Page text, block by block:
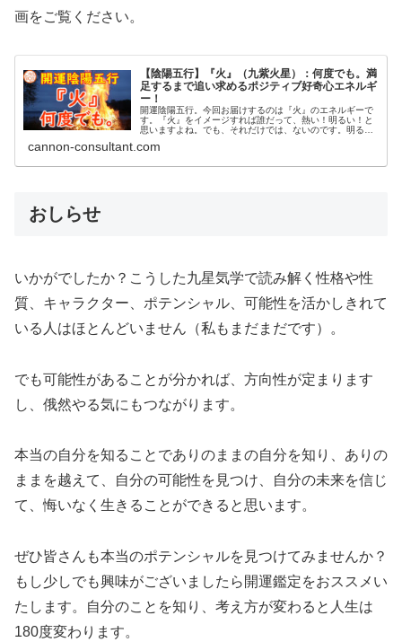
画をご覧ください。
【陰陽五行】『火』（九紫火星）：何度でも。満
足するまで追い求めるポジティブ好奇心エネルギ
ー！
開運陰陽五行。今回お届けするのは『火』のエネルギーで
す。『火』をイメージすれば誰だって、熱い！明るい！と
思いますよね。でも、それだけでは、ないのです。明るく
持ち主は、同時に、自分の内面を常...
cannon-consultant.com
おしらせ
いかがでしたか？こうした九星気学で読み解く性格や性
質、キャラクター、ポテンシャル、可能性を活かしきれて
いる人はほとんどいません（私もまだまだです）。
でも可能性があることが分かれば、方向性が定まります
し、俄然やる気にもつながります。
本当の自分を知ることでありのままの自分を知り、ありの
ままを越えて、自分の可能性を見つけ、自分の未来を信じ
て、悔いなく生きることができると思います。
ぜひ皆さんも本当のポテンシャルを見つけてみませんか？
もし少しでも興味がございましたら開運鑑定をおススメい
たします。自分のことを知り、考え方が変わると人生は
180度変わります。